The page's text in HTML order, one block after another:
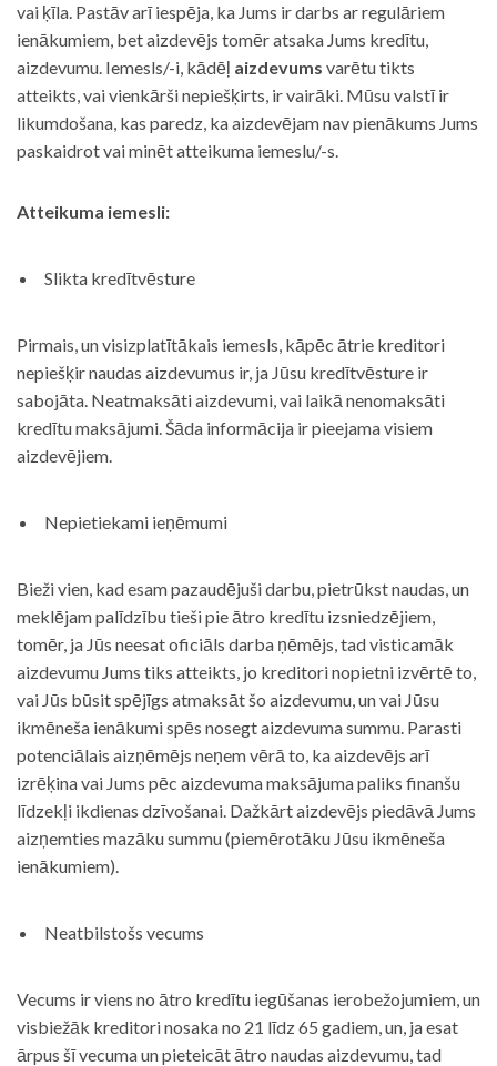
vai ķīla. Pastāv arī iespēja, ka Jums ir darbs ar regulāriem
ienākumiem, bet aizdevējs tomēr atsaka Jums kredītu,
aizdevumu. Iemesls/-i, kādēļ aizdevums varētu tikts
atteikts, vai vienkārši nepiešķirts, ir vairāki. Mūsu valstī ir
likumdošana, kas paredz, ka aizdevējam nav pienākums Jums
paskaidrot vai minēt atteikuma iemeslu/-s.
Atteikuma iemesli:
Slikta kredītvēsture
Pirmais, un visizplatītākais iemesls, kāpēc ātrie kreditori
nepiešķir naudas aizdevumus ir, ja Jūsu kredītvēsture ir
sabojāta. Neatmaksāti aizdevumi, vai laikā nenomaksāti
kredītu maksājumi. Šāda informācija ir pieejama visiem
aizdevējiem.
Nepietiekami ieņēmumi
Bieži vien, kad esam pazaudējuši darbu, pietrūkst naudas, un
meklējam palīdzību tieši pie ātro kredītu izsniedzējiem,
tomēr, ja Jūs neesat oficiāls darba ņēmējs, tad visticamāk
aizdevumu Jums tiks atteikts, jo kreditori nopietni izvērtē to,
vai Jūs būsit spējīgs atmaksāt šo aizdevumu, un vai Jūsu
ikmēneša ienākumi spēs nosegt aizdevuma summu. Parasti
potenciālais aizņēmējs neņem vērā to, ka aizdevējs arī
izrēķina vai Jums pēc aizdevuma maksājuma paliks finanšu
līdzekļi ikdienas dzīvošanai. Dažkārt aizdevējs piedāvā Jums
aizņemties mazāku summu (piemērotāku Jūsu ikmēneša
ienākumiem).
Neatbilstošs vecums
Vecums ir viens no ātro kredītu iegūšanas ierobežojumiem, un
visbiežāk kreditori nosaka no 21 līdz 65 gadiem, un, ja esat
ārpus šī vecuma un pieteicāt ātro naudas aizdevumu, tad